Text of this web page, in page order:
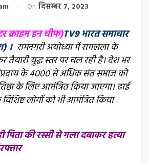
On दिसम्बर 7, 2023
क्राइम इन चीफ)TV9 भारत समाचार
। रामनगरी अयोध्या में रामलला के
तैयारी युद्ध स्तर पर चल रही है। देश भर
के 4000 से अधिक संत समाज को
के लिए आमंत्रित किया जाएगा। ढाई
विशिष्ट लोगों को भी आमंत्रित किया
पिता की रस्सी से गला दबाकर हत्या